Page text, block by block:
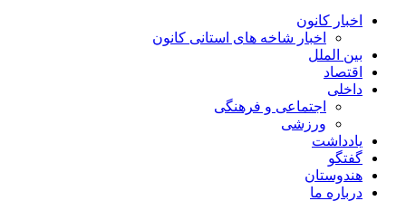
اخبار کانون
اخبار شاخه های استانی کانون
بین الملل
اقتصاد
داخلی
اجتماعی و فرهنگی
ورزشی
یادداشت
گفتگو
هندوستان
درباره ما